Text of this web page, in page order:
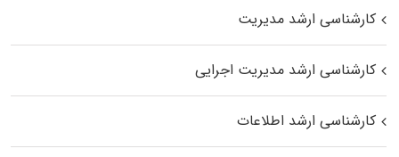
کارشناسی ارشد مدیریت
کارشناسی ارشد مدیریت اجرایی
کارشناسی ارشد اطلاعات